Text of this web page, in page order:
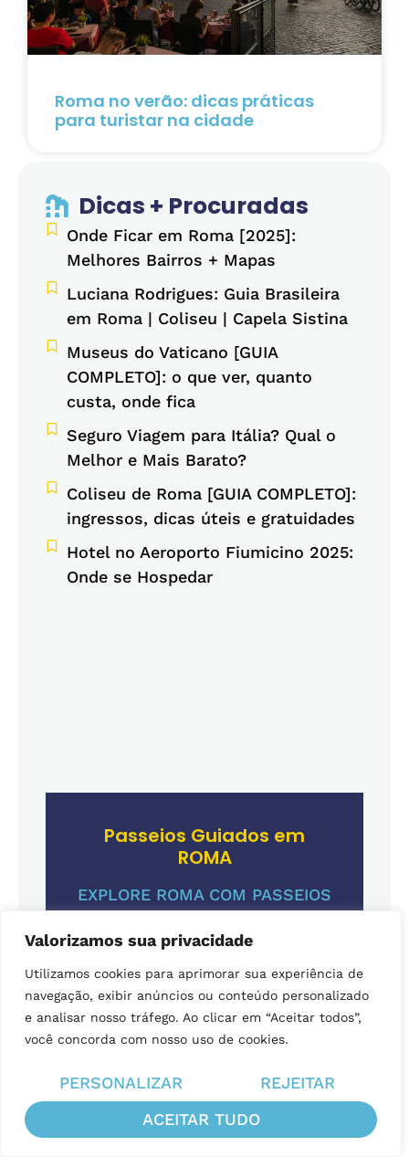
Valorizamos sua privacidade
Utilizamos cookies para aprimorar sua experiência de
navegação, exibir anúncios ou conteúdo personalizado
e analisar nosso tráfego. Ao clicar em “Aceitar todos”,
você concorda com nosso uso de cookies.
PERSONALIZAR
REJEITAR
ACEITAR TUDO
Roma no verão: dicas práticas
para turistar na cidade
Dicas + Procuradas
Onde Ficar em Roma [2025]:
Melhores Bairros + Mapas
Luciana Rodrigues: Guia Brasileira
em Roma | Coliseu | Capela Sistina
Museus do Vaticano [GUIA
COMPLETO]: o que ver, quanto
custa, onde fica
Seguro Viagem para Itália? Qual o
Melhor e Mais Barato?
Coliseu de Roma [GUIA COMPLETO]:
ingressos, dicas úteis e gratuidades
Hotel no Aeroporto Fiumicino 2025:
Onde se Hospedar
Passeios Guiados em
ROMA
EXPLORE ROMA COM PASSEIOS
Artigos + Lidos
completas
Capela Sistina: o teto mais famoso